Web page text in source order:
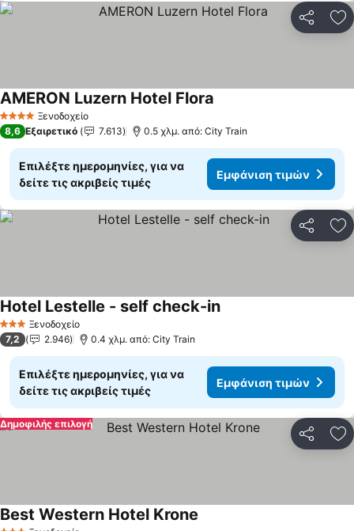
4 ΑστέριαΞενοδοχείο
AMERON Luzern Hotel Flora
8,6 Εξαιρετικό 7.613 0.5 χλμ. από: City Train
Επιλέξτε ημερομηνίες, για να
δείτε τις ακριβείς τιμές
Εμφάνιση τιμών
3 ΑστέριαΞενοδοχείο
Hotel Lestelle - self check-inΕμφάνιση τιμών
7,2 2.946 0.4 χλμ. από: City Train
Επιλέξτε ημερομηνίες, για να
δείτε τις ακριβείς τιμές
Εμφάνιση τιμών
Δημοφιλής επιλογή
Best Western Hotel Krone